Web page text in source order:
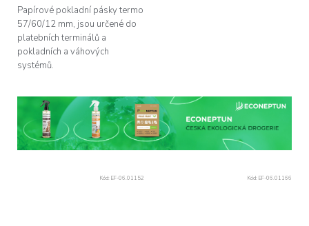
Papírové pokladní pásky termo
57/60/12 mm, jsou určené do
platebních terminálů a
pokladních a váhových
systémů.
Kód: EF-06.01152 Kód: EF-06.01166